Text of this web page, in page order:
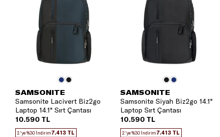
SAMSONITE
Samsonite Lacivert Biz2go
Laptop 14.1" Sırt Çantası
10.590 TL
2.'ye %30 İndirim7.413 TL
SAMSONITE
Samsonite Siyah Biz2go 14.1"
Laptop Sırt Çantası
10.590 TL
2.'ye %30 İndirim7.413 TL